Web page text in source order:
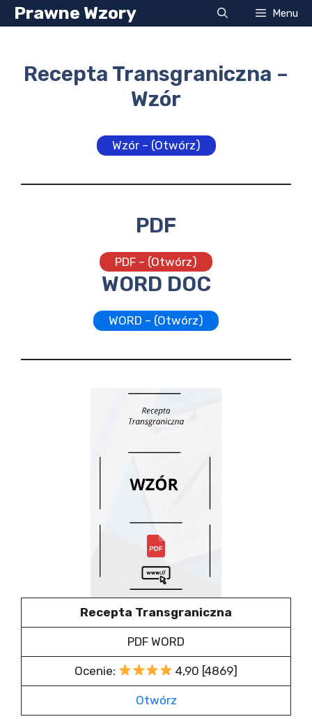
Przejdź
do
Prawne Wzory Menu
Recepta Transgraniczna –
Wzór
Wzór – (Otwórz)
PDF
PDF – (Otwórz)
WORD DOC
WORD – (Otwórz)
Recepta Transgraniczna
PDF WORD
Ocenie: 4,90 [4869]
Otwórz